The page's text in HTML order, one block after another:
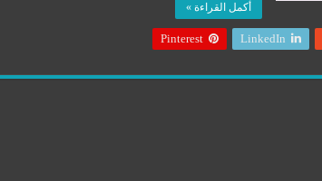
أكمل القراءة »
LinkedIn
Pinterest